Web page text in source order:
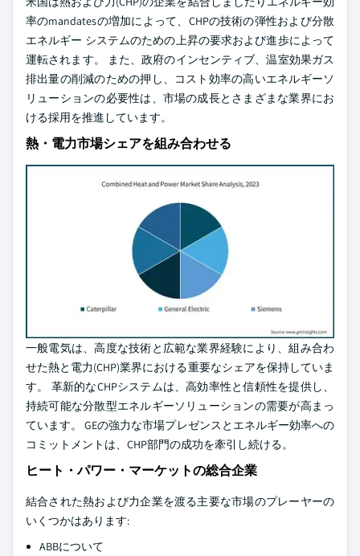
率のmandatesの増加によって、CHPの技術の弾性および分散
エネルギー システムのための上昇の要求および進歩によって
運転されます。 また、政府のインセンティブ、温室効果ガス
排出量の削減のための押し、コスト効率の高いエネルギーソ
リューションの必要性は、市場の成長とさまざまな業界にお
ける採用を推進しています。
熱・電力市場シェアを組み合わせる
一般電気は、高度な技術と広範な業界経験により、組み合わ
せた熱と電力(CHP)業界における重要なシェアを保持していま
す。 革新的なCHPシステムは、高効率性と信頼性を提供し、
持続可能な分散型エネルギーソリューションの需要が高まっ
ています。 GEの強力な市場プレゼンスとエネルギー効率への
コミットメントは、CHP部門の成功を牽引し続ける。
ヒート・パワー・マーケットの総合企業
結合された熱および力企業を渡る主要な市場のプレーヤーの
いくつかはあります:
ABBについて